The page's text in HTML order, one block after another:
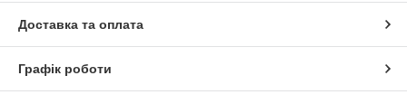
Доставка та оплата
Графік роботи